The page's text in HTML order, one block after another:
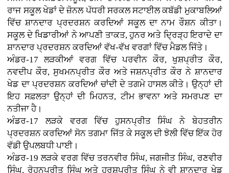
ਰਾਜ ਸਕੂਲ ਖੇਡਾਂ ਦੇ ਜ਼ੋਨਲ ਪੱਧਰੀ ਸਰਕਲ ਸਟਾਈਲ ਕਬੱਡੀ ਮੁਕਾਬਲਿਆਂ
ਵਿੱਚ ਸ਼ਾਨਦਾਰ ਪ੍ਰਦਰਸ਼ਨ ਕਰਦਿਆਂ ਸਕੂਲ ਦਾ ਨਾਮ ਰੌਸ਼ਨ ਕੀਤਾ।
ਸਕੂਲ ਦੇ ਖਿਡਾਰੀਆਂ ਨੇ ਆਪਣੀ ਤਾਕਤ, ਹੁਨਰ ਅਤੇ ਦ੍ਰਿੜ੍ਹ ਇਰਾਦੇ ਦਾ
ਸ਼ਾਨਦਾਰ ਪ੍ਰਦਰਸ਼ਨ ਕਰਦਿਆਂ ਵੱਖ-ਵੱਖ ਵਰਗਾਂ ਵਿੱਚ ਮੈਡਲ ਜਿੱਤੇ।
ਅੰਡਰ-17 ਲੜਕੀਆਂ ਵਰਗ ਵਿੱਚ ਪਰਵੀਨ ਕੌਰ, ਖੁਸ਼ਪ੍ਰੀਤ ਕੌਰ,
ਨਵਦੀਪ ਕੌਰ, ਸੁਖਮਨਪ੍ਰੀਤ ਕੌਰ ਅਤੇ ਜਸ਼ਨਪ੍ਰੀਤ ਕੌਰ ਨੇ ਸ਼ਾਨਦਾਰ
ਖੇਡ ਦਾ ਪ੍ਰਦਰਸ਼ਨ ਕਰਦਿਆਂ ਚਾਂਦੀ ਦੇ ਤਗਮੇ ਹਾਸਲ ਕੀਤੇ। ਉਨ੍ਹਾਂ ਦੀ
ਇਹ ਸਫ਼ਲਤਾ ਉਨ੍ਹਾਂ ਦੀ ਮਿਹਨਤ, ਟੀਮ ਭਾਵਨਾ ਅਤੇ ਸਮਰਪਣ ਦਾ
ਨਤੀਜਾ ਹੈ।
ਅੰਡਰ-17 ਲੜਕੇ ਵਰਗ ਵਿੱਚ ਹੁਸਨਪ੍ਰੀਤ ਸਿੰਘ ਨੇ ਬੇਹਤਰੀਨ
ਪ੍ਰਦਰਸ਼ਨ ਕਰਦਿਆਂ ਸੋਨ ਤਗਮਾ ਜਿੱਤ ਕੇ ਸਕੂਲ ਦੀ ਝੋਲੀ ਵਿੱਚ ਇੱਕ ਹੋਰ
ਵੱਡੀ ਉਪਲਬਧੀ ਪਾਈ।
ਅੰਡਰ-19 ਲੜਕੇ ਵਰਗ ਵਿੱਚ ਤਰਨਵੀਰ ਸਿੰਘ, ਜਗਜੀਤ ਸਿੰਘ, ਰਣਵੀਰ
ਸਿੰਘ, ਰੋਹਨਪ੍ਰੀਤ ਸਿੰਘ ਅਤੇ ਹਰਸ਼ਪ੍ਰੀਤ ਸਿੰਘ ਨੇ ਵੀ ਸ਼ਾਨਦਾਰ ਖੇਡ